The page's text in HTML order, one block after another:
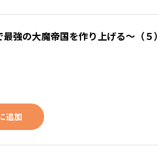
強の大魔帝国を作り上げる～（５）
追加